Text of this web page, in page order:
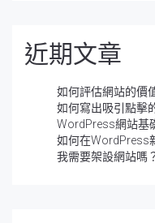
近期文章
如何評估網站的價
如何寫出吸引點擊
WordPress網站基
如何在WordPress
我需要架設網站嗎